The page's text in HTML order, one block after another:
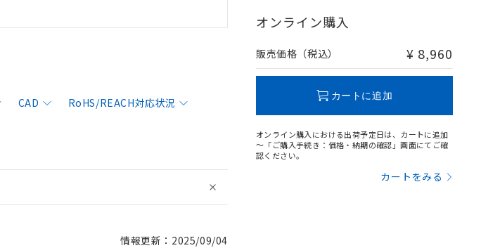
CAD
RoHS/REACH対応状況
情報更新：2025/09/04
オンライン購入
販売価格（税込） ¥ 8,960
カートに追加
オンライン購入における出荷予定日は、カートに追加
～「ご購入手続き：価格・納期の確認」画面にてご確
認ください。
カートをみる